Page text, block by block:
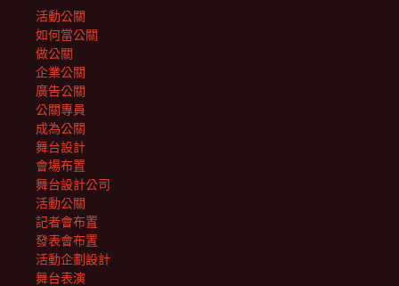
活動公關
如何當公關
做公關
企業公關
廣告公關
公關專員
成為公關
舞台設計
會場布置
舞台設計公司
活動公關
記者會布置
發表會布置
活動企劃設計
舞台表演